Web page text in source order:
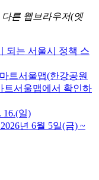
다른 웹브라우저(엣